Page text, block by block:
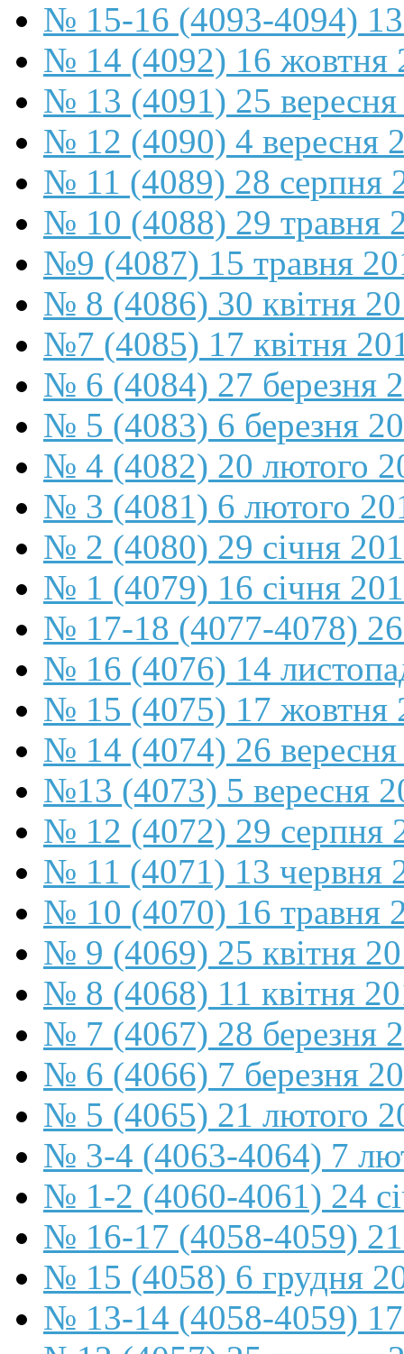
№ 15-16 (4093-4094) 13
№ 14 (4092) 16 жовтня
№ 13 (4091) 25
№ 12 (4090) 4 вересня
№ 11 (4089) 28 серпня
№ 10 (4088) 29 травня
№9 (4087) 15 травня
№ 8 (4086) 30 квітня
№7 (4085) 17 квітня
№ 6 (4084) 27 березня
№ 5 (4083) 6 березня
№ 4 (4082) 20 лютого
№ 3 (4081) 6 лютого
№ 2 (4080) 29 січня
№ 1 (4079) 16 січня
№ 17-18 (4077-4078) 26
№ 16 (4076) 14
№ 15 (4075) 17 жовтня
№ 14 (4074) 26
№13 (4073) 5 вересня
№ 12 (4072) 29 серпня
№ 11 (4071) 13 червня
№ 10 (4070) 16 травня
№ 9 (4069) 25 квітня
№ 8 (4068) 11 квітня
№ 7 (4067) 28 березня
№ 6 (4066) 7 березня
№ 5 (4065) 21 лютого
№ 3-4 (4063-4064) 7
№ 1-2 (4060-4061) 24
№ 16-17 (4058-4059) 21
№ 15 (4058) 6 грудня
№ 13-14 (4058-4059) 17